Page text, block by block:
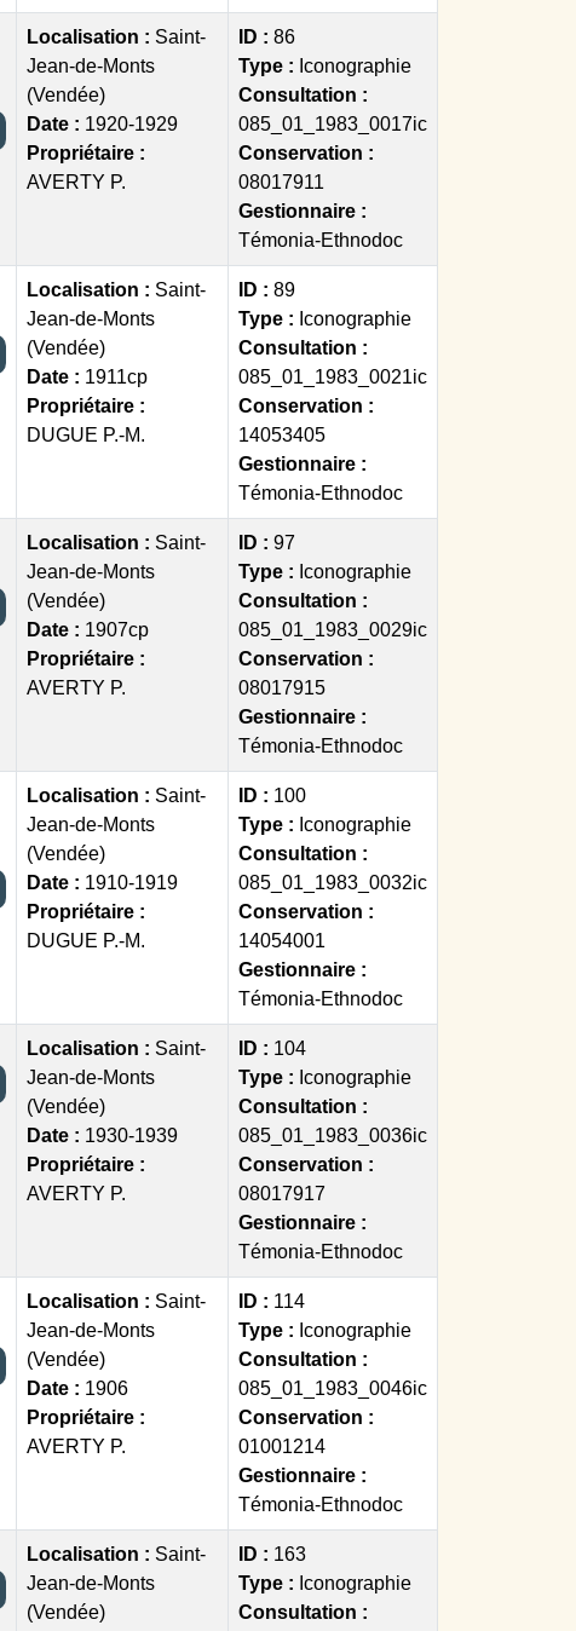
Localisation : Saint-
Jean-de-Monts
(Vendée)
Date : 1920-1929
Propriétaire :
AVERTY P.
ID : 86
Type : Iconographie
Consultation :
085_01_1983_0017ic
Conservation :
08017911
Gestionnaire :
Témonia-Ethnodoc
Localisation : Saint-
Jean-de-Monts
(Vendée)
Date : 1911cp
Propriétaire :
DUGUE P.-M.
ID : 89
Type : Iconographie
Consultation :
085_01_1983_0021ic
Conservation :
14053405
Gestionnaire :
Témonia-Ethnodoc
Localisation : Saint-
Jean-de-Monts
(Vendée)
Date : 1907cp
Propriétaire :
AVERTY P.
ID : 97
Type : Iconographie
Consultation :
085_01_1983_0029ic
Conservation :
08017915
Gestionnaire :
Témonia-Ethnodoc
Localisation : Saint-
Jean-de-Monts
(Vendée)
Date : 1910-1919
Propriétaire :
DUGUE P.-M.
ID : 100
Type : Iconographie
Consultation :
085_01_1983_0032ic
Conservation :
14054001
Gestionnaire :
Témonia-Ethnodoc
Localisation : Saint-
Jean-de-Monts
(Vendée)
Date : 1930-1939
Propriétaire :
AVERTY P.
ID : 104
Type : Iconographie
Consultation :
085_01_1983_0036ic
Conservation :
08017917
Gestionnaire :
Témonia-Ethnodoc
Localisation : Saint-
Jean-de-Monts
(Vendée)
Date : 1906
Propriétaire :
AVERTY P.
ID : 114
Type : Iconographie
Consultation :
085_01_1983_0046ic
Conservation :
01001214
Gestionnaire :
Témonia-Ethnodoc
Localisation : Saint-
Jean-de-Monts
(Vendée)
ID : 163
Type : Iconographie
Consultation :